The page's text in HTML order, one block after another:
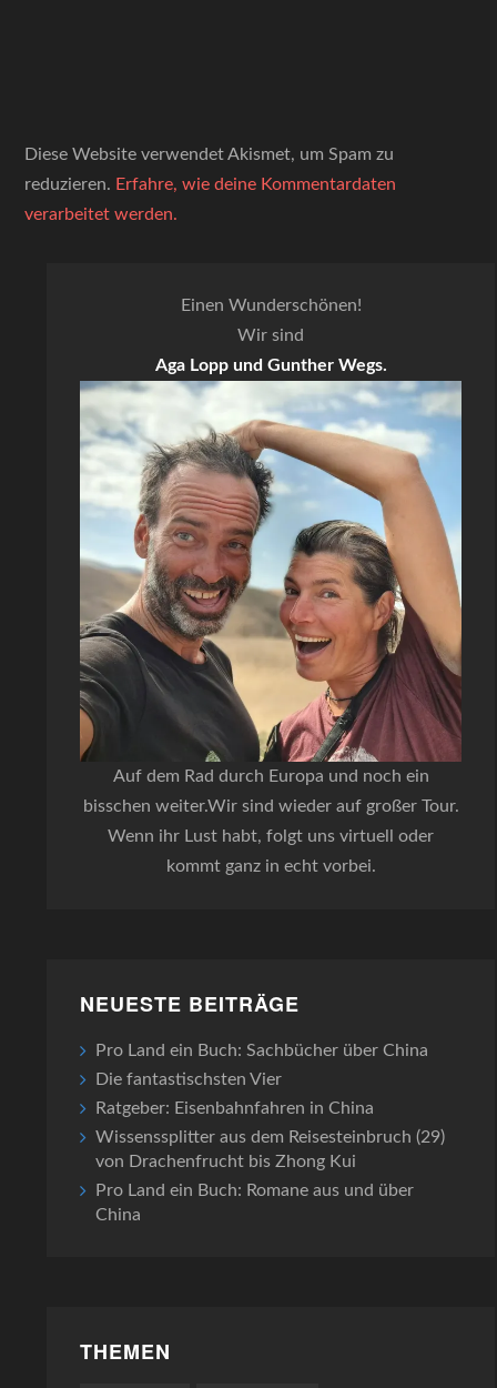
Diese Website verwendet Akismet, um Spam zu
reduzieren. Erfahre, wie deine Kommentardaten
verarbeitet werden.
Einen Wunderschönen!
Wir sind
Aga Lopp und Gunther Wegs.
Auf dem Rad durch Europa und noch ein
bisschen weiter.Wir sind wieder auf großer Tour.
Wenn ihr Lust habt, folgt uns virtuell oder
kommt ganz in echt vorbei.
NEUESTE BEITRÄGE
Pro Land ein Buch: Sachbücher über China
Die fantastischsten Vier
Ratgeber: Eisenbahnfahren in China
Wissenssplitter aus dem Reisesteinbruch (29)
von Drachenfrucht bis Zhong Kui
Pro Land ein Buch: Romane aus und über
China
THEMEN